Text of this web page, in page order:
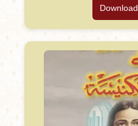
Download